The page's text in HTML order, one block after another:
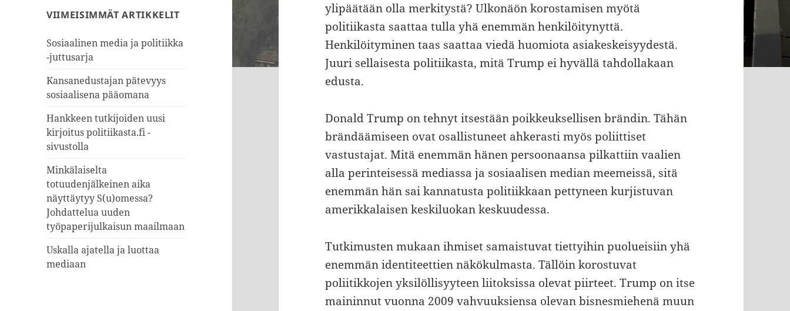
VIIMEISIMMÄT ARTIKKELIT
Sosiaalinen media ja politiikka
-juttusarja
Kansanedustajan pätevyys
sosiaalisena pääomana
Hankkeen tutkijoiden uusi
kirjoitus politiikasta.fi -
sivustolla
Minkälaiselta
totuudenjälkeinen aika
näyttäytyy S(u)omessa?
Johdattelua uuden
työpaperijulkaisun maailmaan
Uskalla ajatella ja luottaa
mediaan
ylipäätään olla merkitystä? Ulkonäön korostamisen myötä
politiikasta saattaa tulla yhä enemmän henkilöitynyttä.
Henkilöityminen taas saattaa viedä huomiota asiakeskeisyydestä.
Juuri sellaisesta politiikasta, mitä Trump ei hyvällä tahdollakaan
edusta.
Donald Trump on tehnyt itsestään poikkeuksellisen brändin. Tähän
brändäämiseen ovat osallistuneet ahkerasti myös poliittiset
vastustajat. Mitä enemmän hänen persoonaansa pilkattiin vaalien
alla perinteisessä mediassa ja sosiaalisen median meemeissä, sitä
enemmän hän sai kannatusta politiikkaan pettyneen kurjistuvan
amerikkalaisen keskiluokan keskuudessa.
Tutkimusten mukaan ihmiset samaistuvat tiettyihin puolueisiin yhä
enemmän identiteettien näkökulmasta. Tällöin korostuvat
poliitikkojen yksilöllisyyteen liitoksissa olevat piirteet. Trump on itse
maininnut vuonna 2009 vahvuuksiensa olevan bisnesmiehenä muun